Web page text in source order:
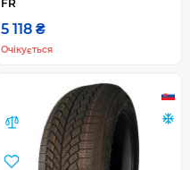
FR
5 118 ₴
Очікується